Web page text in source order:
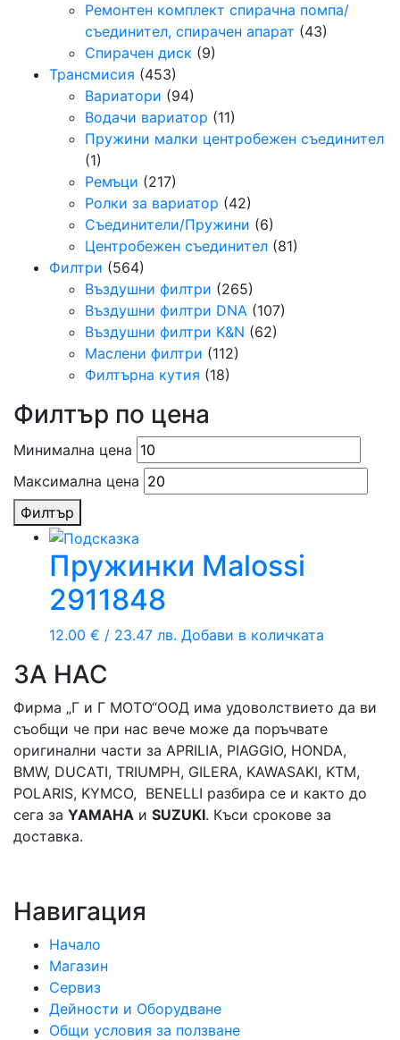
Пружинки Malossi
2911848
12.00 € / 23.47 лв. Добави в количката
Ремонтен комплект спирачна помпа/
съединител, спирачен апарат (43)
Спирачен диск (9)
Трансмисия (453)
Вариатори (94)
Водачи вариатор (11)
Пружини малки центробежен съединител
(1)
Ремъци (217)
Ролки за вариатор (42)
Съединители/Пружини (6)
Центробежен съединител (81)
Филтри (564)
Въздушни филтри (265)
Въздушни филтри DNA (107)
Въздушни филтри K&N (62)
Маслени филтри (112)
Филтърна кутия (18)
Филтър по цена
Минимална цена
Максимална цена
Филтър
ЗА НАС
Фирма „Г и Г МОТО“ООД има удоволствието да ви
съобщи че при нас вече може да поръчвате
оригинални части за APRILIA, PIAGGIO, HONDA,
BMW, DUCATI, TRIUMPH, GILERA, KAWASAKI, KTM,
POLARIS, KYMCO, BENELLI разбира се и както до
сега за YAMAHA и SUZUKI. Къси срокове за
доставка.
Навигация
Начало
Магазин
Сервиз
Дейности и Оборудване
Общи условия за ползване